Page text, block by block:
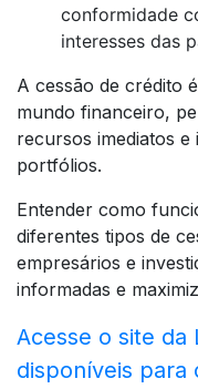
conformidade
interesses das
A cessão de crédito
mundo financeiro,
recursos imediatos e
portfólios.
Entender como
diferentes tipos de
empresários e
informadas e
Acesse o site da
disponíveis para